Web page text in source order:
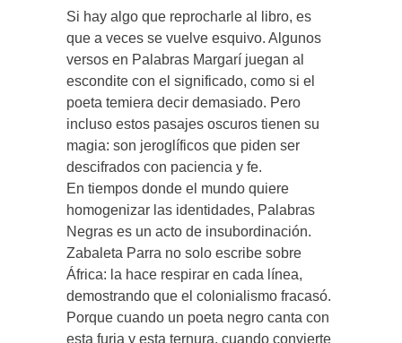
Si hay algo que reprocharle al libro, es
que a veces se vuelve esquivo. Algunos
versos en Palabras Margarí juegan al
escondite con el significado, como si el
poeta temiera decir demasiado. Pero
incluso estos pasajes oscuros tienen su
magia: son jeroglíficos que piden ser
descifrados con paciencia y fe.
En tiempos donde el mundo quiere
homogenizar las identidades, Palabras
Negras es un acto de insubordinación.
Zabaleta Parra no solo escribe sobre
África: la hace respirar en cada línea,
demostrando que el colonialismo fracasó.
Porque cuando un poeta negro canta con
esta furia y esta ternura, cuando convierte